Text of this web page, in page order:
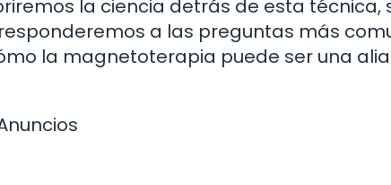
la ciencia detrás de esta técnica,
a las preguntas más
la magnetoterapia puede ser una